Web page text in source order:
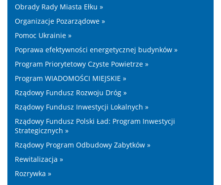
Obrady Rady Miasta Ełku »
Organizacje Pozarządowe »
Pomoc Ukrainie »
Poprawa efektywności energetycznej budynków »
Program Priorytetowy Czyste Powietrze »
Program WIADOMOŚCI MIEJSKIE »
Rządowy Fundusz Rozwoju Dróg »
Rządowy Fundusz Inwestycji Lokalnych »
Rządowy Fundusz Polski Ład: Program Inwestycji
Strategicznych »
Rządowy Program Odbudowy Zabytków »
Rewitalizacja »
Rozrywka »